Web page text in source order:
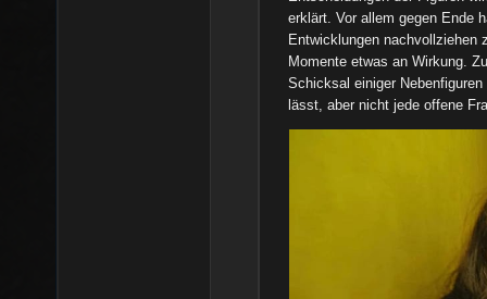
erklärt. Vor allem gegen Ende
Entwicklungen nachvollziehen
Momente etwas an Wirkung.
Schicksal einiger
lässt, aber nicht jede offene